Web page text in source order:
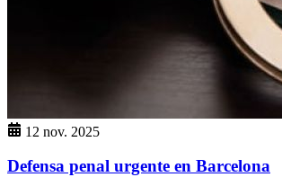
12 nov. 2025
Defensa penal urgente en Barcelona